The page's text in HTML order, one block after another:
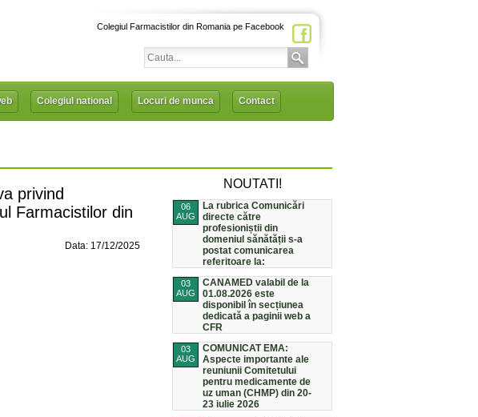
Colegiul Farmacistilor din Romania pe Facebook
Colegiul national Locuri de munca Contact
privind
Farmacistilor din
Data: 17/12/2025
NOUTATI!
06
AUG
La rubrica Comunicări
directe către
profesioniștii din
domeniul sănătății s-a
postat comunicarea
referitoare la:
03
AUG
CANAMED valabil de la
01.08.2026 este
disponibil în secțiunea
dedicată a paginii web a
CFR
03
AUG
COMUNICAT EMA:
Aspecte importante ale
reuniunii Comitetului
pentru medicamente de
uz uman (CHMP) din 20-
23 iulie 2026